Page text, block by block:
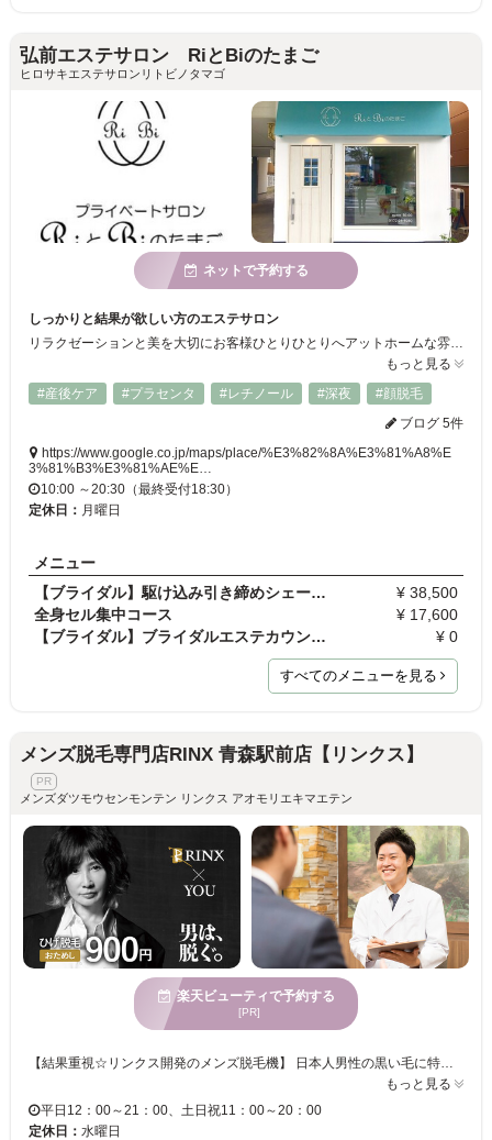
弘前エステサロン RiとBiのたまご
ヒロサキエステサロンリトビノタマゴ
ネットで予約する
しっかりと結果が欲しい方のエステサロン
リラクゼーションと美を大切にお客様ひとりひとりへアットホームな雰囲気の中でオーダーメイドエステを提供します。フェイシャルエステ、BODY痩身、脱毛、ブライダルエステシェービング、など様々な要望にお答えできるトータルエステサロンです。
もっと見る
#産後ケア
#プラセンタ #レチノール #深夜
#顔脱毛
ブログ 5件
https://www.google.co.jp/maps/place/%E3%82%8A%E3%81%A8%E
3%81%B3%E3%81%AE%E…
10:00 ～20:30（最終受付18:30）
定休日： 月曜日
メニュー
【ブライダル】駆け込み引き締めシェービング
¥ 38,500
全身セル集中コース
¥ 17,600
【ブライダル】ブライダルエステカウンセリング無料…
¥ 0
すべてのメニューを見る
メンズ脱毛専門店RINX 青森駅前店【リンクス】
メンズダツモウセンモンテン リンクス アオモリエキマエテン
楽天ビューティで予約する
[PR]
もっと見る
平日12：00～21：00、土日祝11：00～20：00
定休日： 水曜日